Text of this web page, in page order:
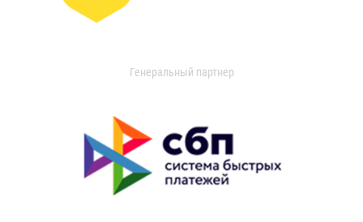
Генеральный партнер